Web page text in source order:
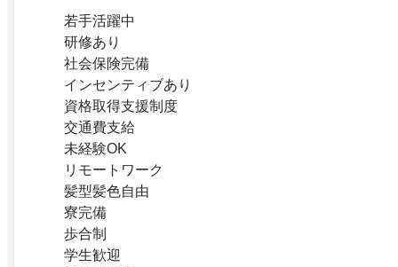
若手活躍中
研修あり
社会保険完備
インセンティブあり
資格取得支援制度
交通費支給
未経験OK
リモートワーク
髪型髪色自由
寮完備
歩合制
学生歓迎